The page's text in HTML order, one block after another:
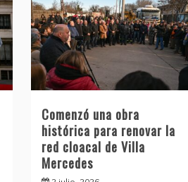
Comenzó una obra
histórica para renovar la
red cloacal de Villa
Mercedes